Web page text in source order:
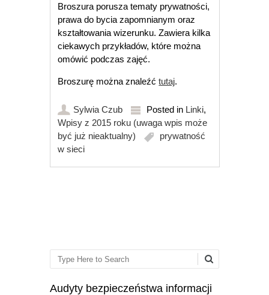
Broszura porusza tematy prywatności,
prawa do bycia zapomnianym oraz
kształtowania wizerunku. Zawiera kilka
ciekawych przykładów, które można
omówić podczas zajęć.
Broszurę można znaleźćtutaj.
Sylwia Czub Posted in Linki,
Wpisy z 2015 roku (uwaga wpis może
być już nieaktualny)
prywatność
w sieci
Search
Audyty bezpieczeństwa informacji